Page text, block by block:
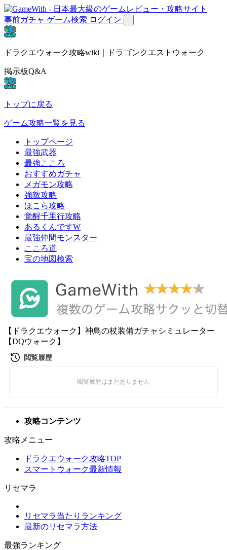
事前ガチャ ゲーム検索 ログイン
ドラクエウォーク攻略wiki｜ドラゴンクエストウォーク
掲示板Q&A
トップに戻る
ゲーム攻略一覧を見る
トップページ
最強武器
最強こころ
おすすめガチャ
メガモン攻略
強敵攻略
ほこら攻略
覚醒千里行攻略
あるくんですW
最強仲間モンスター
こころ道
宝の地図検索
【ドラクエウォーク】神鳥の杖装備ガチャシミュレーター
【DQウォーク】
攻略コンテンツ
攻略メニュー
ドラクエウォーク攻略TOP
スマートウォーク最新情報
リセマラ
リセマラ当たりランキング
最新のリセマラ方法
最強ランキング